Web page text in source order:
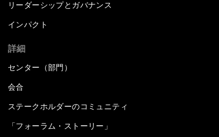
リーダーシップとガバナンス
インパクト
詳細
センター（部門）
会合
ステークホルダーのコミュニティ
「フォーラム・ストーリー」